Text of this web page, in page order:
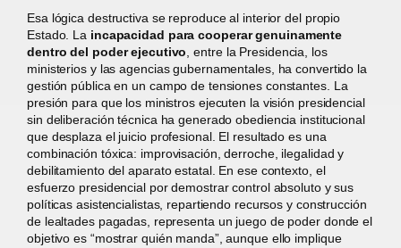
Esa lógica destructiva se reproduce al interior del propio
Estado. La incapacidad para cooperar genuinamente
dentro del poder ejecutivo , entre la Presidencia, los
ministerios y las agencias gubernamentales, ha convertido la
gestión pública en un campo de tensiones constantes. La
presión para que los ministros ejecuten la visión presidencial
sin deliberación técnica ha generado obediencia institucional
que desplaza el juicio profesional. El resultado es una
combinación tóxica: improvisación, derroche, ilegalidad y
debilitamiento del aparato estatal. En ese contexto, el
esfuerzo presidencial por demostrar control absoluto y sus
políticas asistencialistas, repartiendo recursos y construcción
de lealtades pagadas, representa un juego de poder donde el
objetivo es “mostrar quién manda”, aunque ello implique